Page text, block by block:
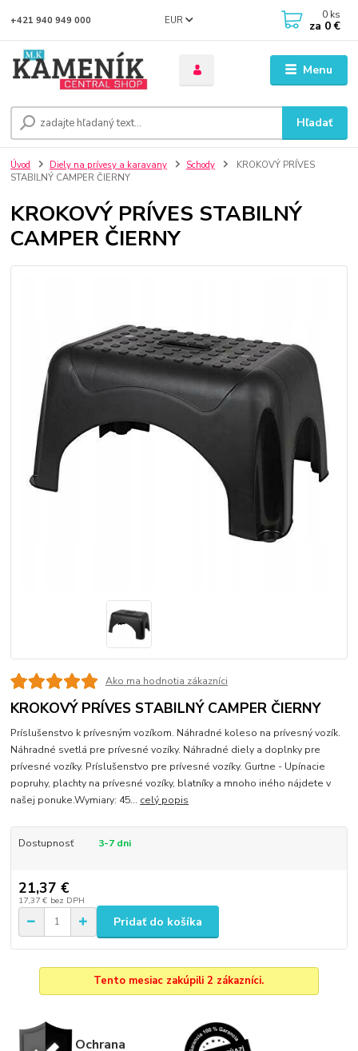
Menu
EUR
Hľadať
+421 940 949 000 0 ks
za 0 €
Úvod Diely na prívesy a karavany Schody
KROKOVÝ PRÍVES
STABILNÝ CAMPER ČIERNY
KROKOVÝ PRÍVES STABILNÝ
CAMPER ČIERNY
Ako ma hodnotia zákazníci
KROKOVÝ PRÍVES STABILNÝ CAMPER ČIERNY
Príslušenstvo k prívesným vozíkom. Náhradné koleso na prívesný vozík.
Náhradné svetlá pre prívesné vozíky. Náhradné diely a doplnky pre
prívesné vozíky. Príslušenstvo pre prívesné vozíky. Gurtne - Upínacie
popruhy, plachty na prívesné vozíky, blatníky a mnoho iného nájdete v
našej ponuke.Wymiary: 45... celý popis
Dostupnosť 3-7 dni
21,37 €
17,37 € bez DPH
Pridať do košíka
Tento mesiac zakúpili 2 zákazníci.
Ochrana